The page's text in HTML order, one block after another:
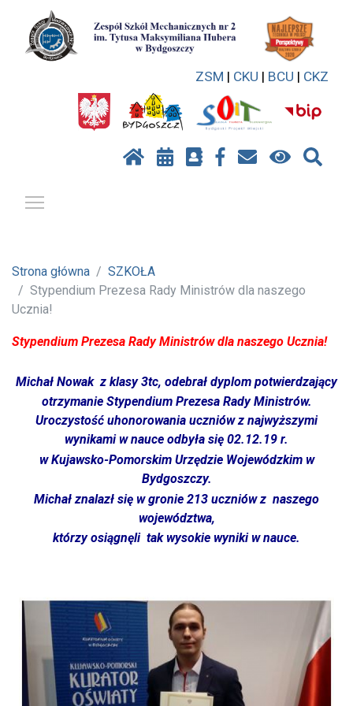
ZSM | CKU | BCU | CKZ
Strona główna
SZKOŁA
Stypendium Prezesa Rady Ministrów dla naszego
Ucznia!
Stypendium Prezesa Rady Ministrów dla naszego Ucznia!
Michał Nowak z klasy 3tc, odebrał dyplom potwierdzający
otrzymanie Stypendium Prezesa Rady Ministrów.
Uroczystość uhonorowania uczniów z najwyższymi
wynikami w nauce odbyła się 02.12.19 r.
w Kujawsko-Pomorskim Urzędzie Wojewódzkim w
Bydgoszczy.
Michał znalazł się w gronie 213 uczniów z naszego
województwa,
którzy osiągnęli tak wysokie wyniki w nauce.